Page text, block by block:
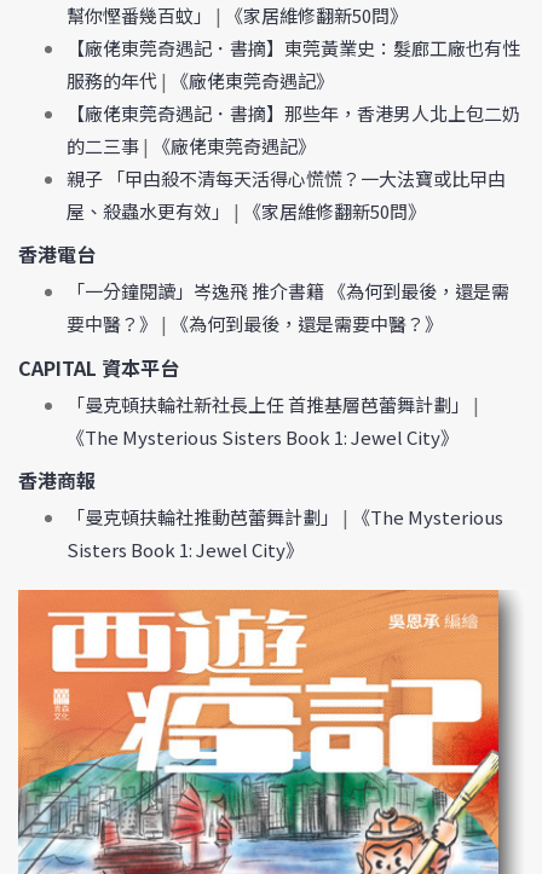
幫你慳番幾百蚊」
|
《家居維修翻新50問》
【廠佬東莞奇遇記．書摘】東莞黃業史：髮廊工廠也有性
服務的年代|
《廠佬東莞奇遇記》
【廠佬東莞奇遇記．書摘】那些年，香港男人北上包二奶
的二三事|
《廠佬東莞奇遇記》
親子 「曱甴殺不清每天活得心慌慌？一大法寶或比曱甴
屋、殺蟲水更有效」
| 《家居維修翻新50問》
香港電台
「一分鐘閱讀」岑逸飛 推介書籍 《為何到最後，還是需
要中醫？》 | 《為何到最後，還是需要中醫？》
CAPITAL 資本平台
「曼克頓扶輪社新社長上任 首推基層芭蕾舞計劃」
|
《The Mysterious Sisters Book 1: Jewel City》
香港商報
「曼克頓扶輪社推動芭蕾舞計劃」 |
《The Mysterious
Sisters Book 1: Jewel City》